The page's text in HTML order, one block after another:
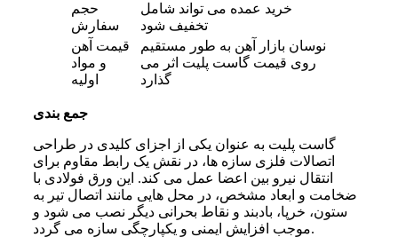
حجم
سفارش
خرید عمده می‌ تواند شامل
تخفیف شود
قیمت آهن
و مواد
اولیه
نوسان بازار آهن به طور مستقیم
روی قیمت گاست پلیت اثر می‌
گذارد
جمع بندی
گاست پلیت به عنوان یکی از اجزای کلیدی در طراحی
اتصالات فلزی سازه‌ ها، در نقش یک رابط مقاوم برای
انتقال نیرو بین اعضا عمل می‌ کند. این ورق فولادی با
ضخامت و ابعاد مشخص، در محل‌ هایی مانند اتصال تیر به
ستون، خرپا، بادبند و نقاط بحرانی دیگر نصب می‌ شود و
موجب افزایش ایمنی و یکپارچگی سازه می‌ گردد.